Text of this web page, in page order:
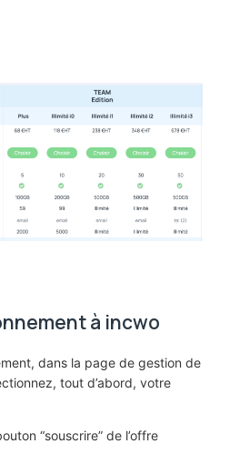
à incwo
dans la page de gestion de
tout d’abord, votre
“souscrire” de l’offre